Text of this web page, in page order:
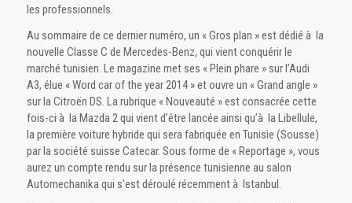
les professionnels.
Au sommaire de ce dernier numéro, un « Gros plan » est dédié à la
nouvelle Classe C de Mercedes-Benz, qui vient conquérir le
marché tunisien. Le magazine met ses « Plein phare » sur l’Audi
A3, élue « Word car of the year 2014 » et ouvre un « Grand angle »
sur la Citroën DS. La rubrique « Nouveauté » est consacrée cette
fois-ci à la Mazda 2 qui vient d’être lancée ainsi qu’à la Libellule,
la première voiture hybride qui sera fabriquée en Tunisie (Sousse)
par la société suisse Catecar. Sous forme de « Reportage », vous
aurez un compte rendu sur la présence tunisienne au salon
Automechanika qui s’est déroulé récemment à Istanbul.